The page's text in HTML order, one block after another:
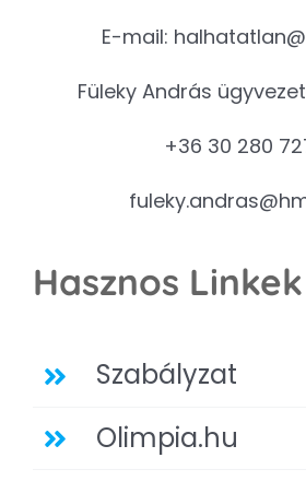
E-mail:
Füleky András
+36 30 280
Hasznos Linkek
Szabályzat
Olimpia.hu